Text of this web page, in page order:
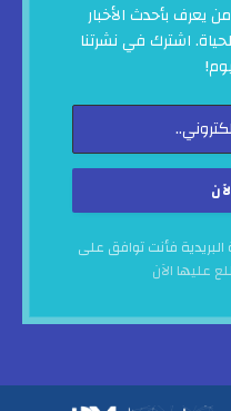
يعرف بأحدث الأخبار
اشترك في نشرتنا
فأنت توافق على
عليها الآن